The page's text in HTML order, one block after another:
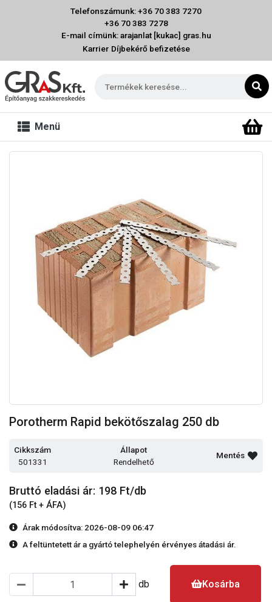
Telefonszámunk: +36 70 383 7270
+36 70 383 7278
E-mail címünk: arajanlat [kukac] gras.hu
Karrier Díjbekérő befizetése
Menü
Porotherm Rapid bekötőszalag 250 db
Cikkszám
501331
Állapot
Rendelhető
Mentés
Bruttó eladási ár: 198 Ft/db
(156 Ft + ÁFA)
Árak módosítva: 2026-08-09 06:47
A feltüntetett ár a gyártó telephelyén érvényes átadási ár.
db Kosárba